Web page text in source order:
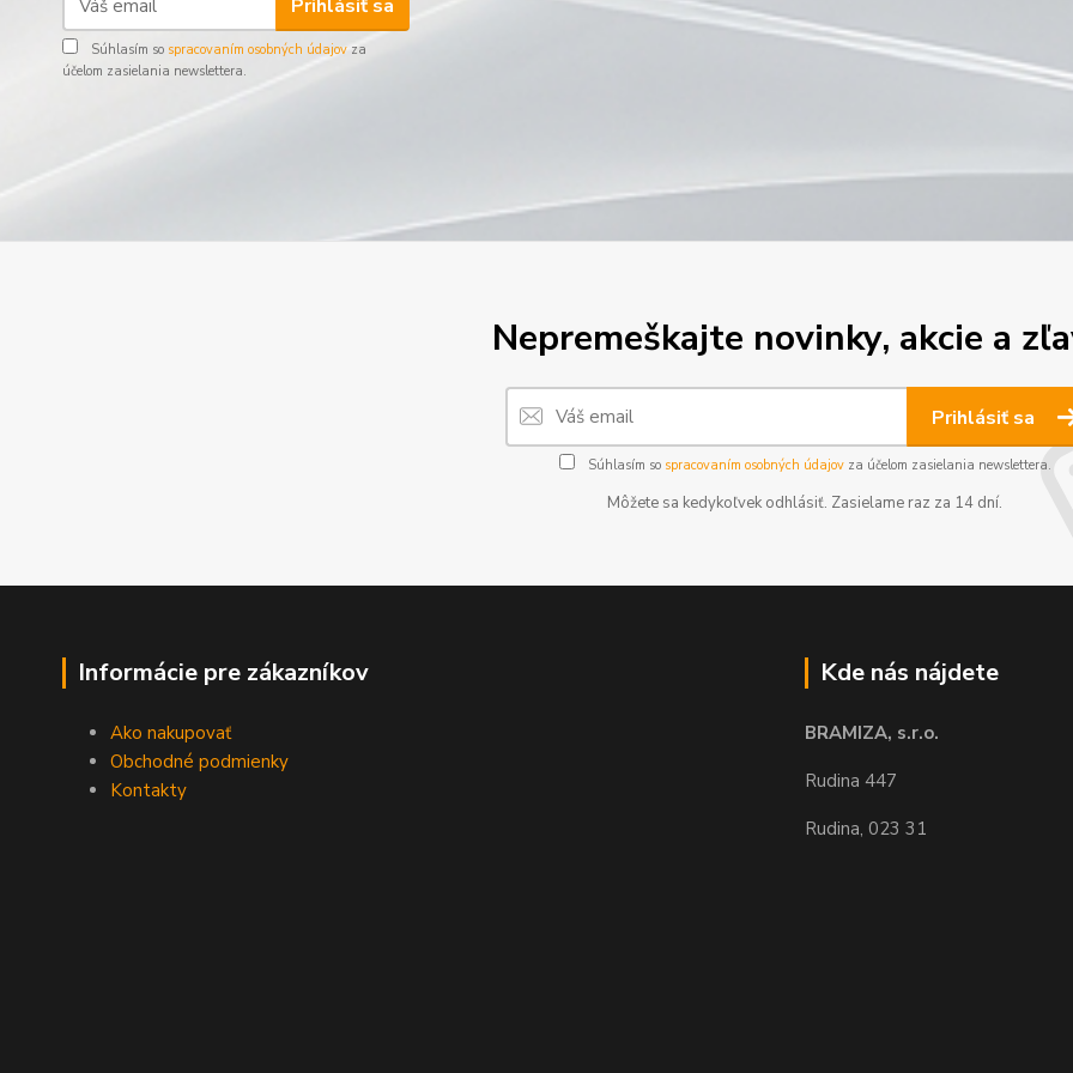
Prihlásiť sa
Súhlasím so spracovaním osobných údajov za
účelom zasielania newslettera.
Nepremeškajte novinky, akcie a
Prihlásiť sa
Súhlasím so spracovaním osobných údajovza účelom zasielania newslettera.
Môžete sa kedykoľvek odhlásiť. Zasielame raz za 14 dní.
Informácie pre zákazníkov
Ako nakupovať
Obchodné podmienky
Kontakty
Kde nás nájdete
BRAMIZA, s.r.o.
Rudina 447
Rudina, 023 31